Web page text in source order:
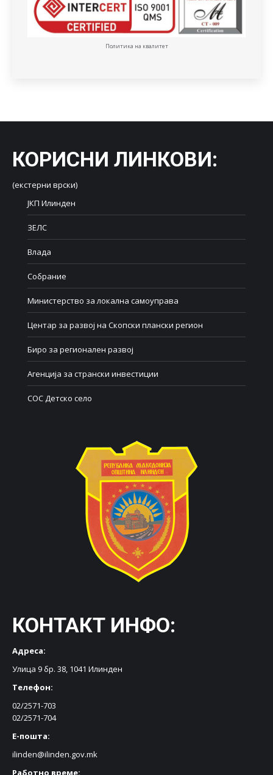
Политика на квалитет
КОРИСНИ ЛИНКОВИ:
(екстерни врски)
ЈКП Илинден
ЗЕЛС
Влада
Собрание
Министерство за локална самоуправа
Центар за развој на Скопски плански регион
Биро за регионален развој
Агенција за странски инвестиции
СОС Детско село
КОНТАКТ ИНФО:
Адреса:
Улица 9 бр. 38, 1041 Илинден
Телефон:
02/2571-703
02/2571-704
Е-пошта:
ilinden@ilinden.gov.mk
Работно време: